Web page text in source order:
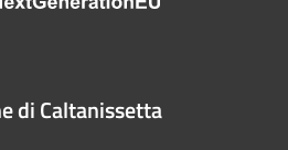
di Caltanissetta